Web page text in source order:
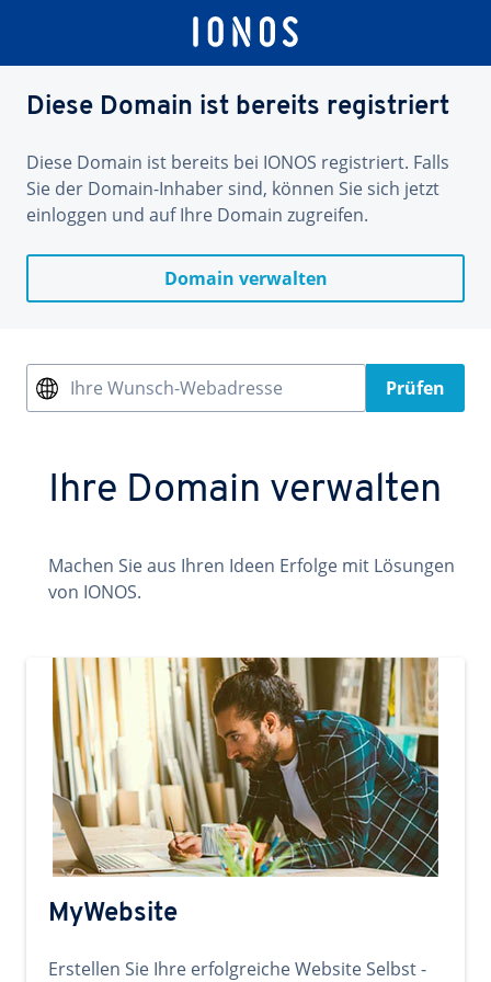
Diese Domain ist bereits registriert
Diese Domain ist bereits bei IONOS registriert. Falls
Sie der Domain-Inhaber sind, können Sie sich jetzt
einloggen und auf Ihre Domain zugreifen.
Domain verwalten
Ihre Wunsch-Webadresse Prüfen
Ihre Domain verwalten
Machen Sie aus Ihren Ideen Erfolge mit Lösungen
von IONOS.
MyWebsite
Erstellen Sie Ihre erfolgreiche Website Selbst -